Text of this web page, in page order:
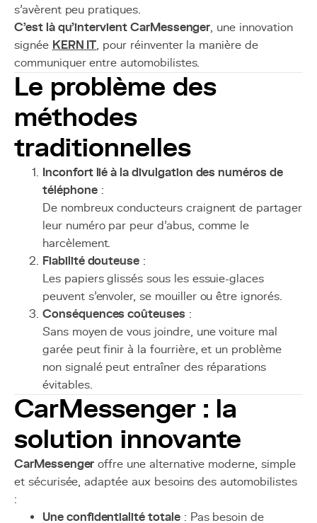
s’avèrent peu pratiques.
C’est là qu’intervient CarMessenger, une innovation
signée KERN IT, pour réinventer la manière de
communiquer entre automobilistes.
Le problème des
méthodes
traditionnelles
Inconfort lié à la divulgation des numéros de
téléphone:
De nombreux conducteurs craignent de partager
leur numéro par peur d’abus, comme le
harcèlement.
Fiabilité douteuse :
Les papiers glissés sous les essuie-glaces
peuvent s’envoler, se mouiller ou être ignorés.
Conséquences coûteuses :
Sans moyen de vous joindre, une voiture mal
garée peut finir à la fourrière, et un problème
non signalé peut entraîner des réparations
évitables.
CarMessenger : la
solution innovante
CarMessenger offre une alternative moderne, simple
et sécurisée, adaptée aux besoins des automobilistes
:
Une confidentialité totale: Pas besoin de